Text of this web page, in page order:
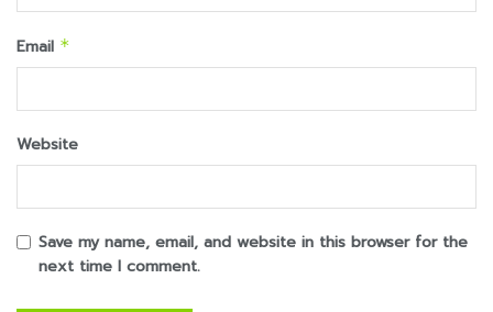
Email *
Website
Save my name, email, and website in this browser for the
next time I comment.